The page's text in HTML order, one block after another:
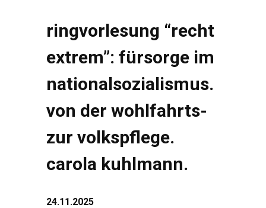
ringvorlesung “recht
extrem”: fürsorge im
nationalsozialismus.
von der wohlfahrts-
zur volkspflege.
carola kuhlmann.
24.11.2025